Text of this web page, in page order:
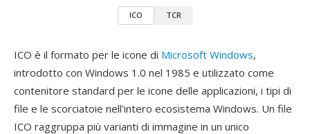
ICO TCR
ICO è il formato per le icone di Microsoft Windows,
introdotto con Windows 1.0 nel 1985 e utilizzato come
contenitore standard per le icone delle applicazioni, i tipi di
file e le scorciatoie nell'intero ecosistema Windows. Un file
ICO raggruppa più varianti di immagine in un unico